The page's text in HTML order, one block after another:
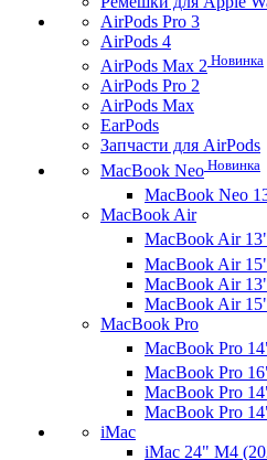
AirPods Pro 3
AirPods 4
AirPods Max 2 Новинка
AirPods Pro 2
AirPods Max
EarPods
Запчасти для AirPods
MacBook Neo Новинка
MacBook Neo
MacBook Air
MacBook Air
MacBook Air
MacBook Air
MacBook Air
MacBook Pro
MacBook Pro
MacBook Pro
MacBook Pro
MacBook Pro
iMac
iMac 24" M4